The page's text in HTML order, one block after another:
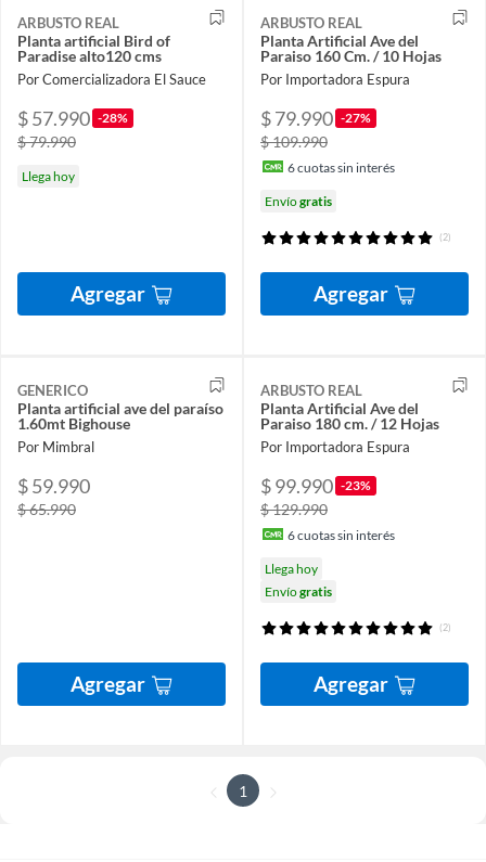
ARBUSTO REAL
Planta artificial Bird of
Paradise alto120 cms
Por Comercializadora El Sauce
$ 57.990 -28%
$ 79.990
Llega hoy
Agregar
ARBUSTO REAL
Planta Artificial Ave del
Paraiso 160 Cm. / 10 Hojas
Por Importadora Espura
$ 79.990 -27%
$ 109.990
6cuotas sin interés
Envíogratis
(2)
Agregar
GENERICO
Planta artificial ave del paraíso
1.60mt Bighouse
Por Mimbral
$ 59.990
$ 65.990
Agregar
ARBUSTO REAL
Planta Artificial Ave del
Paraiso 180 cm. / 12 Hojas
Por Importadora Espura
$ 99.990 -23%
$ 129.990
6cuotas sin interés
Llega hoy
Envíogratis
(2)
Agregar
1